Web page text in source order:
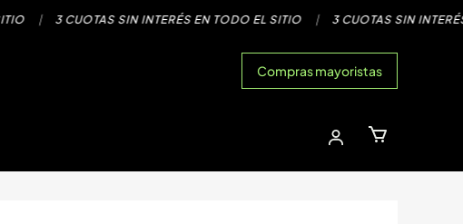
| 3 CUOTAS SIN INTERÉS EN TODO EL SITIO | 3 CUOTAS SIN INTERÉS
Compras mayoristas